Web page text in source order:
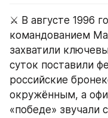
⚔️ В августе 1996
командованием
захватили
суток поставили
российские
окружённым, а
«победе» звучали